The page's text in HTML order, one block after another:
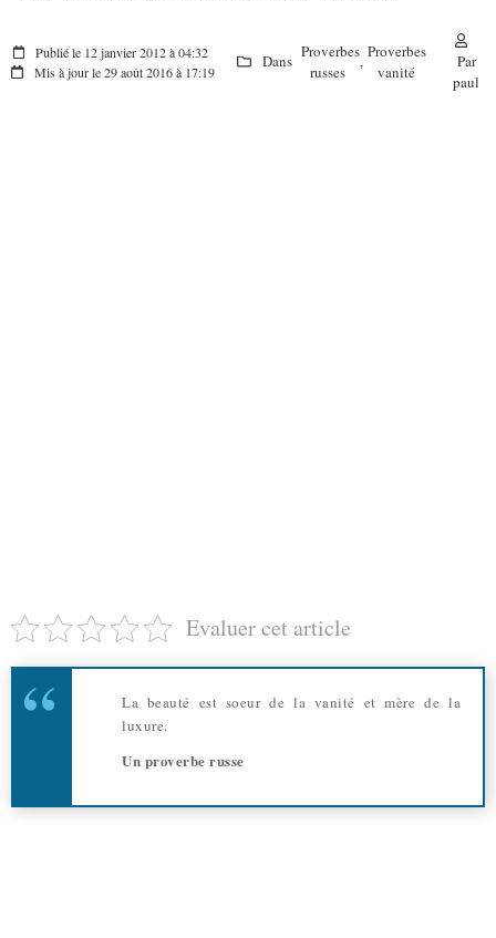
Publié le 12 janvier 2012 à 04:32
Mis à jour le 29 août 2016 à 17:19
Dans
Proverbes
russes
,
Proverbes
vanité
Par
paul
Evaluer cet article
La beauté est soeur de la vanité et mère de la
luxure.
Un proverbe russe